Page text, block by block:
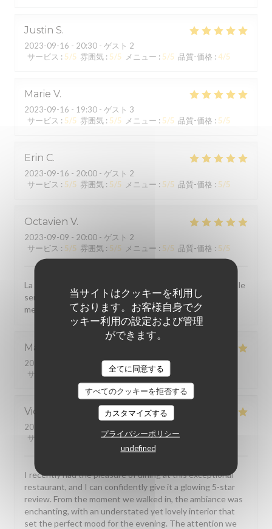
当サイトはクッキーを利用し
ております。お客様自身でク
ッキー利用の設定および管理
ができます。
全てに同意する
すべてのクッキーを拒否する
カスタマイズする
プライバシーポリシー
undefined
Justin S
2023-09-16 - 20:30 - ゲスト 2
サービス : 5/5 雰囲気 : 5/5 メニュー : 5/5 品質-価格 : 4/5
Marie V
2023-09-16 - 19:30 - ゲスト 3
サービス : 5/5 雰囲気 : 5/5 メニュー : 5/5 品質-価格 : 5/5
Erin C
2023-09-16 - 20:00 - ゲスト 2
サービス : 5/5 雰囲気 : 5/5 メニュー : 5/5 品質-価格 : 5/5
Octavien V
2023-09-09 - 20:00 - ゲスト 2
サービス : 5/5 雰囲気 : 5/5 メニュー : 5/5 品質-価格 : 5/5
La carte varie régulièrement et les plats sont excellents, le
serveur explique très bien la carte et permet de faire le
meilleur choix
Martin
2023-09-09
- 20:00 - ゲスト 4
サービス
雰囲気:5/5 メニュー:5/5
Victoria
2023-09-04
サービス
雰囲気:5/5 メニュー:5/5 品質-価格
I recently had the pleasure of dining at this exceptional
restaurant, and I can confidently give it a glowing 5-star
review. From the moment we walked in, the ambiance was
enchanting, with an understated yet lovely interior that
set the perfect mood for the evening. The attention we